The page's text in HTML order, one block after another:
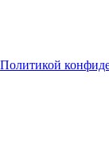
Политикой